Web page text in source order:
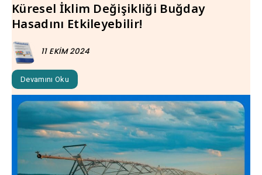
Küresel İklim Değişikliği Buğday
Hasadını Etkileyebilir!
11 EKIM 2024
Devamını Oku